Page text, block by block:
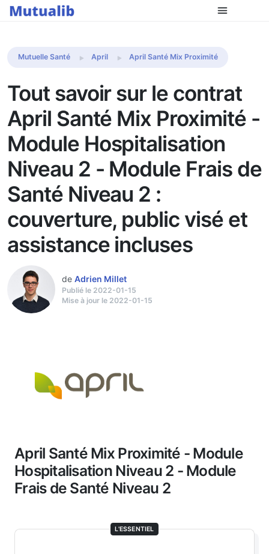
Comparer les mutuelles
Mutuelle Santé April April Santé Mix Proximité
Tout savoir sur le contrat
April Santé Mix Proximité -
Module Hospitalisation
Niveau 2 - Module Frais de
Santé Niveau 2 :
couverture, public visé et
assistance incluses
de Adrien Millet
Publié le 2022-01-15
Mise à jour le 2022-01-15
April Santé Mix Proximité - Module
Hospitalisation Niveau 2 - Module
Frais de Santé Niveau 2
L'ESSENTIEL